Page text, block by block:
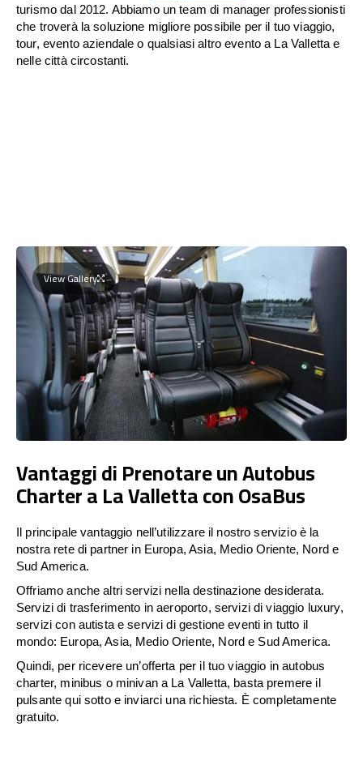
turismo dal 2012. Abbiamo un team di manager professionisti
che troverà la soluzione migliore possibile per il tuo viaggio,
tour, evento aziendale o qualsiasi altro evento a La Valletta e
nelle città circostanti.
View Gallery
Vantaggi di Prenotare un Autobus
Charter a La Valletta con OsaBus
Il principale vantaggio nell’utilizzare il nostro servizio è la
nostra rete di partner in Europa, Asia, Medio Oriente, Nord e
Sud America.
Offriamo anche altri servizi nella destinazione desiderata.
Servizi di trasferimento in aeroporto, servizi di viaggio luxury,
servizi con autista e servizi di gestione eventi in tutto il
mondo: Europa, Asia, Medio Oriente, Nord e Sud America.
Quindi, per ricevere un’offerta per il tuo viaggio in autobus
charter, minibus o minivan a La Valletta, basta premere il
pulsante qui sotto e inviarci una richiesta. È completamente
gratuito.